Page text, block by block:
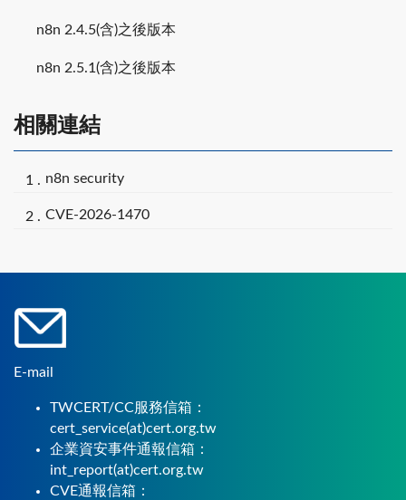
n8n 2.4.5(含)之後版本
n8n 2.5.1(含)之後版本
相關連結
n8n security
CVE-2026-1470
E-mail
TWCERT/CC服務信箱：
cert_service(at)cert.org.tw
企業資安事件通報信箱：
int_report(at)cert.org.tw
CVE通報信箱：